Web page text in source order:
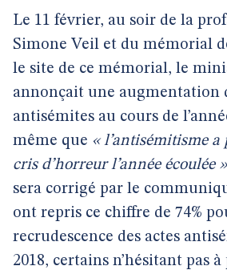
Le 11 février, au soir de la
Simone Veil et du mémorial
le site de ce mémorial, le
annonçait une augmentation
antisémites au cours de
même que « l’antisémitisme a
cris d’horreur l’année écoulée »
sera corrigé par le
ont repris ce chiffre de 74%
recrudescence des actes
2018, certains n’hésitant pas